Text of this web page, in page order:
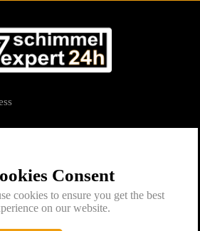
Consent
cookies to ensure you get the best
on our website.